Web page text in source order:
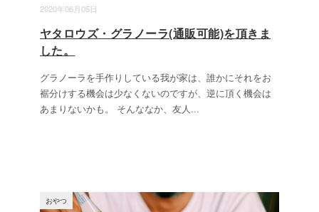
2020年06月05日
ヤタロウズ・グラノーラ(通販可能)を頂きま
した。
グラノーラを手作りしている我が家は、誰かにそれをお
裾分けする機会は少なくないのですが、逆に頂く機会は
あまりないかも。 そんななか、友人...
おやつ